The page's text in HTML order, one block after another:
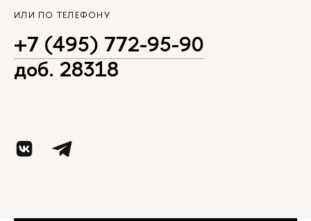
ИЛИ ПО ТЕЛЕФОНУ
+7 (495) 772-95-90
доб. 28318